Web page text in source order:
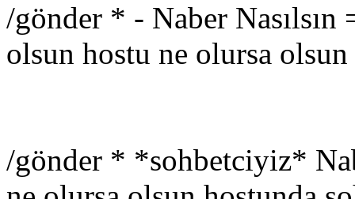
/gönder * - Naber
olsun hostu ne olursa
/gönder * *sohbetciyiz*